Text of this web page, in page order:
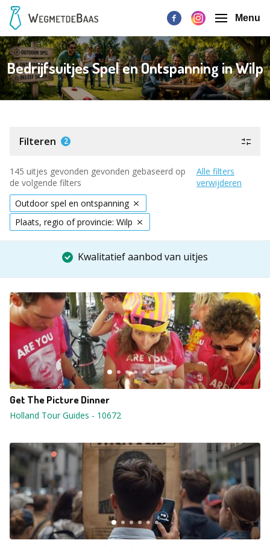
Menu
Bedrijfsuitjes Spel en Ontspanning in Wilp
Filteren 2
145 uitjes gevonden gevonden gebaseerd op
de volgende filters
Alle filters
verwijderen
Outdoor spel en ontspanning
Plaats, regio of provincie: Wilp
Kwalitatief aanbod van uitjes
Get The Picture Dinner
Holland Tour Guides - 10672